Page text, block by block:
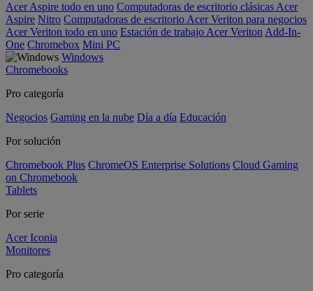
Acer Aspire todo en uno Computadoras de escritorio clásicas Acer
Aspire Nitro Computadoras de escritorio Acer Veriton para negocios
Acer Veriton todo en uno Estación de trabajo Acer Veriton Add-In-
One Chromebox Mini PC
Windows
Chromebooks
Pro categoría
Negocios Gaming en la nube Día a día Educación
Por solución
Chromebook Plus ChromeOS Enterprise Solutions Cloud Gaming
on Chromebook
Tablets
Por serie
Acer Iconia
Monitores
Pro categoría